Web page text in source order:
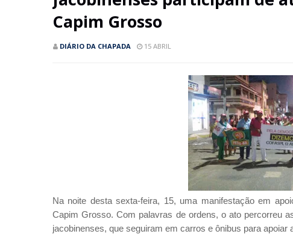
Capim Grosso
DIÁRIO DA CHAPADA 15 ABRIL
Na noite desta sexta-feira, 15, uma manifestação em
Capim Grosso. Com palavras de ordens, o ato percorreu
jacobinenses, que seguiram em carros e ônibus para apoiar